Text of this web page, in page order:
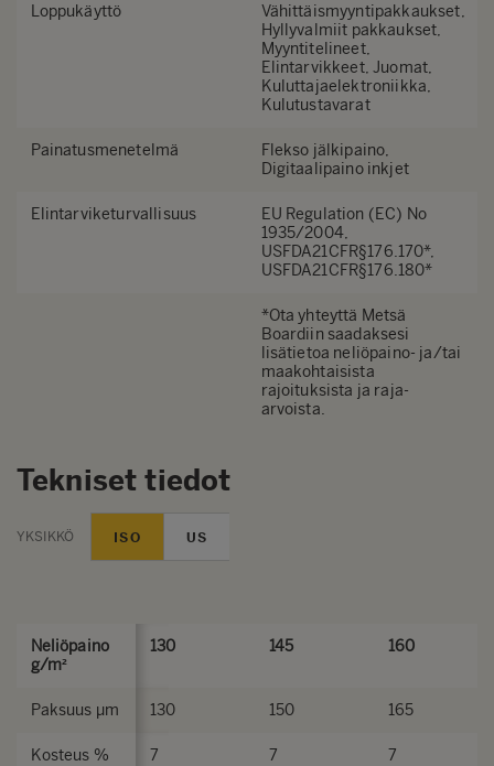
Loppukäyttö
Vähittäismyyntipakkaukset,
Hyllyvalmiit pakkaukset,
Myyntitelineet,
Elintarvikkeet, Juomat,
Kuluttajaelektroniikka,
Kulutustavarat
Painatusmenetelmä
Flekso jälkipaino,
Digitaalipaino inkjet
Elintarviketurvallisuus
EU Regulation (EC) No
1935/2004,
USFDA21CFR§176.170*,
USFDA21CFR§176.180*
*Ota yhteyttä Metsä
Boardiin saadaksesi
lisätietoa neliöpaino- ja/tai
maakohtaisista
rajoituksista ja raja-
arvoista.
Tekniset tiedot
YKSIKKÖ ISO US
Neliöpaino
g/m²
130 145 160
Paksuus µm 130 150 165
Kosteus % 7 7 7